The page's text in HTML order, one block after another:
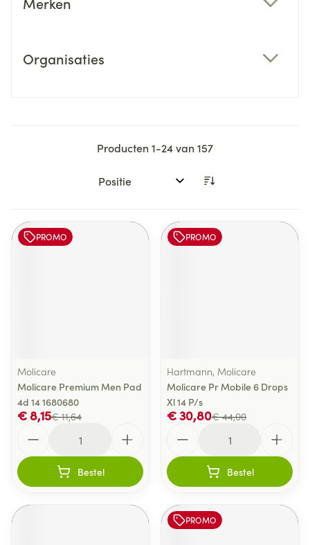
Organisaties
Producten1-24van157
Sorteer op:
PROMO
Molicare
Molicare Premium Men Pad
4d 14 1680680
€ 11,64
€ 8,15
Bestel
PROMO
Hartmann, Molicare
Molicare Pr Mobile 6 Drops
Xl 14 P/s
€ 44,00
€ 30,80
Bestel
PROMO